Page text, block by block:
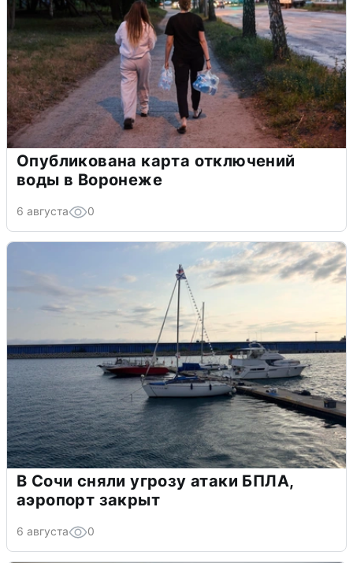
Опубликована карта отключений
воды в Воронеже
6 августа 0
В Сочи сняли угрозу атаки БПЛА,
аэропорт закрыт
6 августа 0